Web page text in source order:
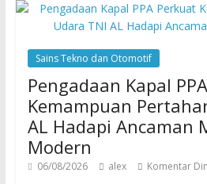
Sains Tekno dan Otomotif
Pengadaan Kapal
Kemampuan
AL Hadapi Ancaman
Modern
06/08/2026 alex Komentar